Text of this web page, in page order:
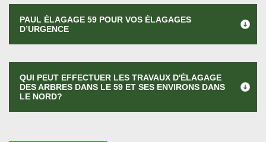
PAUL ÉLAGAGE 59 POUR VOS ÉLAGAGES
D’URGENCE
QUI PEUT EFFECTUER LES TRAVAUX D'ÉLAGAGE
DES ARBRES DANS LE 59 ET SES ENVIRONS DANS
LE NORD?